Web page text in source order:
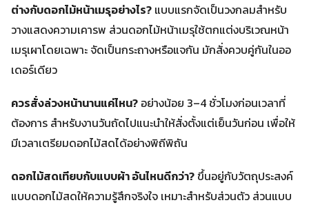
ต่างกับดอกไม้หน้าเมรุอย่างไร? แบบแรกจัดเป็นวงกลมสำหรับ
วางแสดงความเคารพ ส่วนดอกไม้หน้าเมรุใช้ตกแต่งบริเวณหน้า
เมรุเผาโดยเฉพาะ จัดเป็นกระถางหรือแจกัน มักสั่งควบคู่กันในออ
เดอร์เดียว
ควรสั่งล่วงหน้านานแค่ไหน? อย่างน้อย 3–4 ชั่วโมงก่อนเวลาที่
ต้องการ สำหรับงานวันถัดไปแนะนำให้สั่งตั้งแต่เย็นวันก่อน เพื่อให้
มีเวลาเตรียมดอกไม้สดได้อย่างพิถีพิถัน
ดอกไม้สดเทียบกับแบบผ้า อันไหนดีกว่า? ขึ้นอยู่กับวัตถุประสงค์
แบบดอกไม้สดให้ความรู้สึกจริงใจ เหมาะสำหรับส่วนตัว ส่วนแบบ